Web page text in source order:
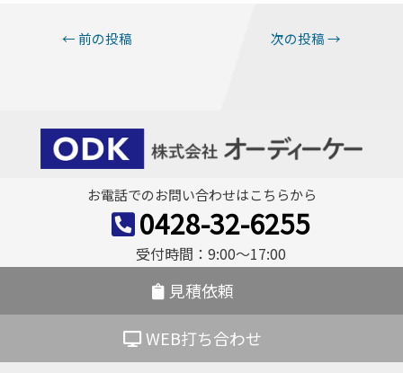
投
ビ
ゲ
ー
ン
← 前の投稿 次の投稿→
お電話でのお問い合わせはこちらから
0428-32-6255
受付時間：9:00〜17:00
見積依頼
WEB打ち合わせ